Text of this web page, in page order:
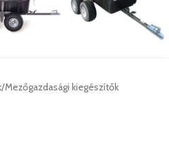
/Mezőgazdasági kiegészítők